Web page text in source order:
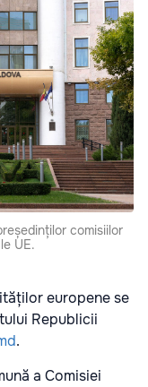
comisiilor
UE.
europene se
Republicii
.
a Comisiei